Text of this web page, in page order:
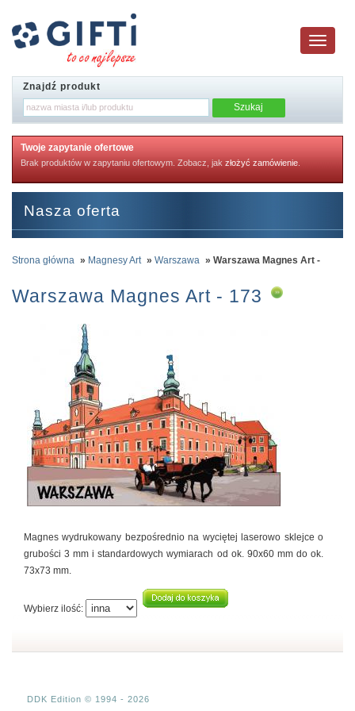
Toggle
navigation
Znajdź produkt
Twoje zapytanie ofertowe
Brak produktów w zapytaniu ofertowym. Zobacz, jak złożyć zamówienie
Nasza oferta
Strona główna » Magnesy Art » Warszawa » Warszawa Magnes Art -
Warszawa Magnes Art - 173
Magnes wydrukowany bezpośrednio na wyciętej laserowo sklejce o
grubości 3 mm i standardowych wymiarach od ok. 90x60 mm do ok.
73x73 mm.
Wybierz ilość:
DDK Edition © 1994 - 2026